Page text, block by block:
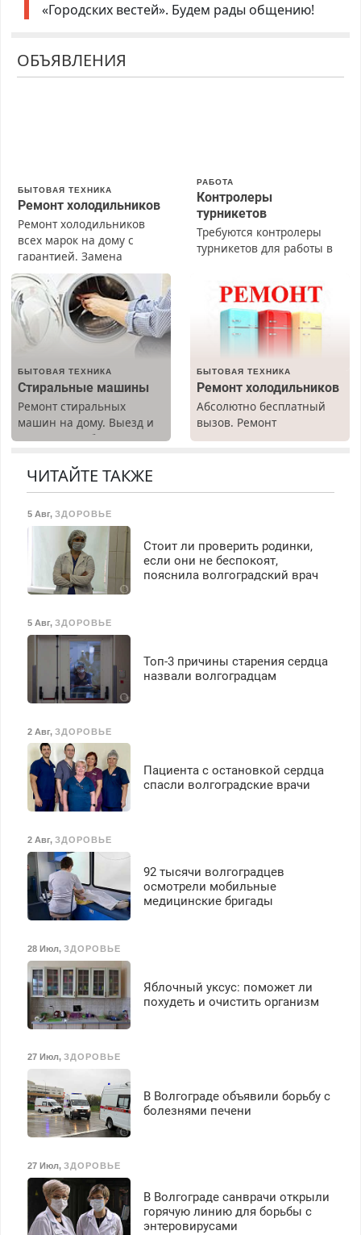
«Городских вестей». Будем рады общению!
ОБЪЯВЛЕНИЯ
БЫТОВАЯ ТЕХНИКА
Ремонт холодильников
Ремонт холодильников
всех марок на дому с
гарантией. Замена
резины. Качественно.
Недорого. Без выходных.
Все районы. Скидка.
Вызов бесплатный.
РАБОТА
Контролеры
турникетов
Требуются контролеры
турникетов для работы в
Прием по ТК РФ. График
работы любой.
Бесплатное проживание.
З/п – до 96000 рублей до
Ежемесячно
выплачивается денежная
премия. Возможно
бесплатное обучение,
получение документов,
безопасности с з/п до
БЫТОВАЯ ТЕХНИКА
Стиральные машины
Ремонт стиральных
машин на дому. Выезд и
диагностика бесплатно.
БЫТОВАЯ ТЕХНИКА
Ремонт холодильников
Абсолютно бесплатный
вызов. Ремонт
холодильников всех
ЧИТАЙТЕ ТАКЖЕ
5 Авг, ЗДОРОВЬЕ
Стоит ли проверить родинки,
если они не беспокоят,
пояснила волгоградский врач
5 Авг, ЗДОРОВЬЕ
Топ-3 причины старения сердца
назвали волгоградцам
2 Авг, ЗДОРОВЬЕ
Пациента с остановкой сердца
спасли волгоградские врачи
2 Авг, ЗДОРОВЬЕ
92 тысячи волгоградцев
осмотрели мобильные
медицинские бригады
28 Июл, ЗДОРОВЬЕ
Яблочный уксус: поможет ли
похудеть и очистить организм
27 Июл, ЗДОРОВЬЕ
В Волгограде объявили борьбу с
болезнями печени
27 Июл, ЗДОРОВЬЕ
В Волгограде санврачи открыли
горячую линию для борьбы с
энтеровирусами